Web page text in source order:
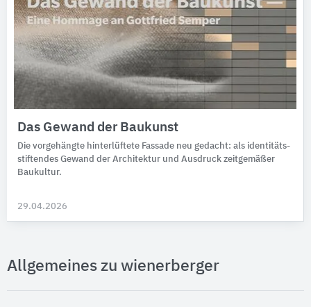
Das Gewand der Baukunst
Die vorgehängte hinter­lüftete Fassade neu ge­dacht: als iden­ti­täts­
stif­ten­des Gewand der Archi­tek­tur und Aus­druck zeit­ge­mäßer
Bau­kultur.
29.04.2026
Allgemeines zu wienerberger